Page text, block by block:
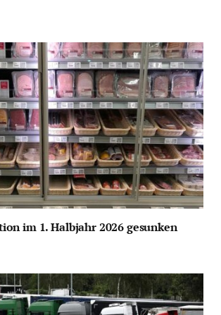
im 1. Halbjahr 2026 gesunken